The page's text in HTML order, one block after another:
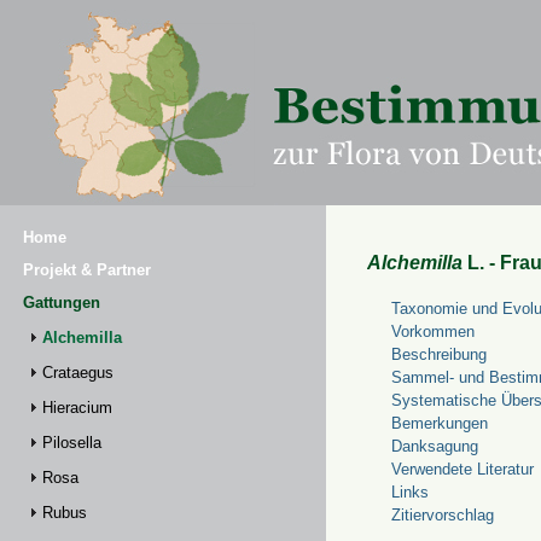
Home
Projekt & Partner
Gattungen
Alchemilla
Crataegus
Hieracium
Pilosella
Rosa
Rubus
Alchemilla L. -
Taxonomie und
Vorkommen
Beschreibung
Sammel- und
Systematische
Bemerkungen
Danksagung
Verwendete Literatur
Links
Zitiervorschlag